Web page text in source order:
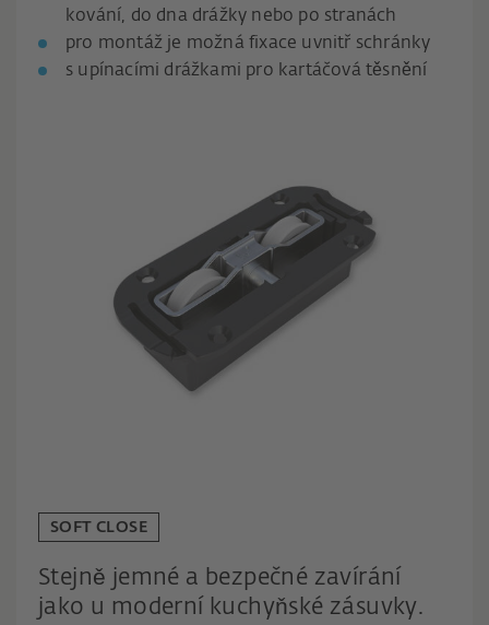
kování, do dna drážky nebo po stranách
pro montáž je možná fixace uvnitř schránky
s upínacími drážkami pro kartáčová těsnění
SOFT CLOSE
Stejně jemné a bezpečné zavírání
jako u moderní kuchyňské zásuvky.